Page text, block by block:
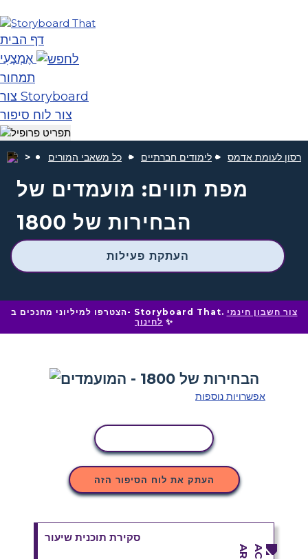
דף הבית
אֶמְצָעִי
תמחור
צור Storyboard
צור לוח סיפור
כל משאבי המורים לימודים חברתיים
מפת תווים: מועמדים של
הבחירות של 1800
העתקת פעילות
הצטרפו למיליוני מחנכים ב- Storyboard That. צור חשבון חינמי
לחינוך ✨
אפשרויות נוספות
העתק את לוח הסיפור הזה
סקירת תוכנית שיעור